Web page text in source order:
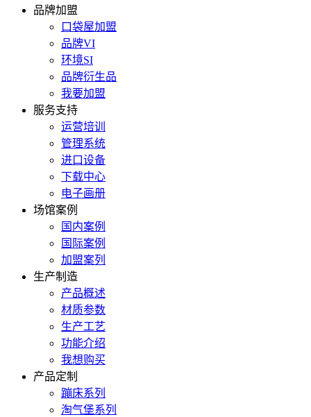
品牌加盟
口袋屋加盟
品牌VI
环境SI
品牌衍生品
我要加盟
服务支持
运营培训
管理系统
进口设备
下载中心
电子画册
场馆案例
国内案例
国际案例
加盟案列
生产制造
产品概述
材质参数
生产工艺
功能介绍
我想购买
产品定制
蹦床系列
淘气堡系列